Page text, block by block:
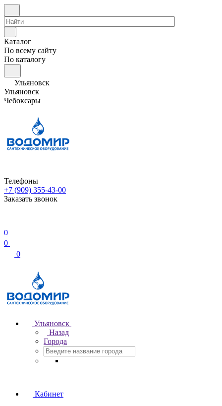
Каталог
По всему сайту
По каталогу
Ульяновск
Ульяновск
Чебоксары
Телефоны
+7 (909) 355-43-00
Заказать звонок
0
0
0
Ульяновск
Назад
Города
Кабинет